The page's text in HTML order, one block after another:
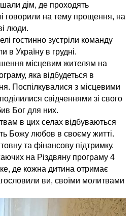
дім, де проходять
говорили на тему прощення, на
люди.
гостинно зустріли команду
в Україну в грудні.
місцевим жителям на
яка відбудеться в
Поспілкувалися з місцевими
свідченнями зі свого
Бог для них.
в цих селах відбуваються
Божу любов в своєму житті.
та фінансову підтримку.
на Різдвяну програму 4
де кожна дитина отримає
ви, своїми молитвами